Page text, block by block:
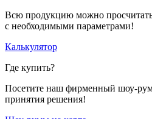
Всю продукцию можно
с необходимыми параметрами!
Калькулятор
Где купить?
Посетите наш фирменный шоу-рум
принятия решения!